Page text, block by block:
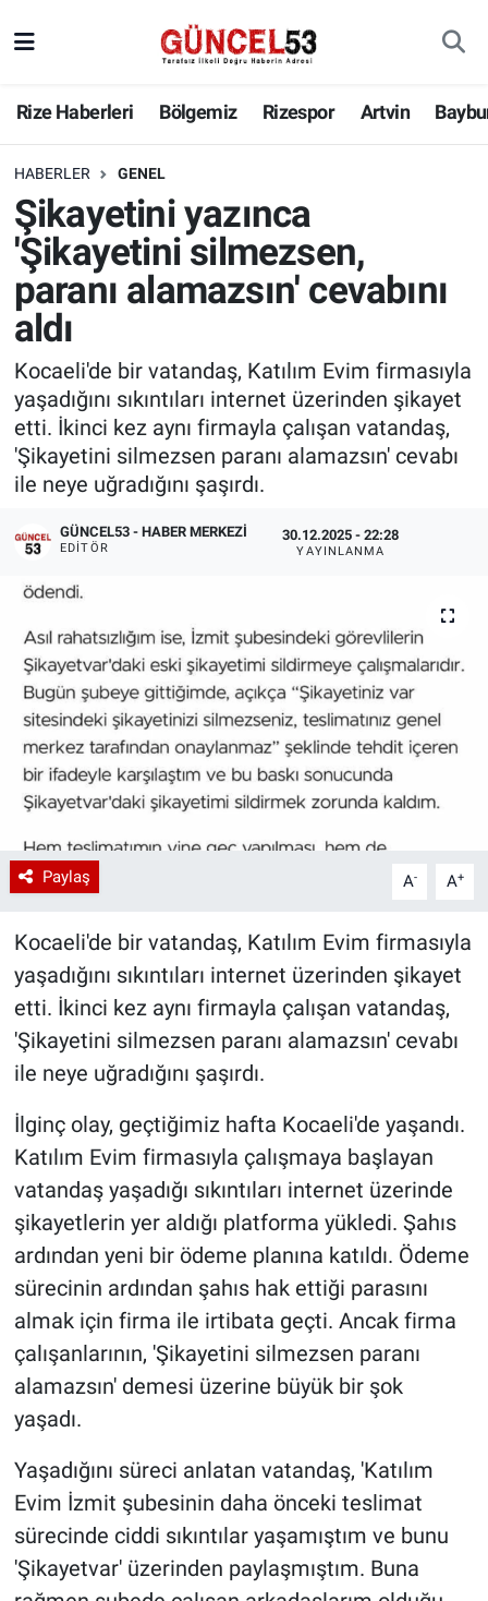
Rize Haberleri Bölgemiz Rizespor Artvin
HABERLER GENEL
Şikayetini yazınca
'Şikayetini silmezsen,
paranı alamazsın' cevabını
aldı
Kocaeli'de bir vatandaş, Katılım Evim firmasıyla
yaşadığını sıkıntıları internet üzerinden şikayet
etti. İkinci kez aynı firmayla çalışan vatandaş,
'Şikayetini silmezsen paranı alamazsın' cevabı
ile neye uğradığını şaşırdı.
GÜNCEL53 - HABER MERKEZI
EDITÖR
30.12.2025 - 22:28
YAYINLANMA
Paylaş A- A+
Kocaeli'de bir vatandaş, Katılım Evim firmasıyla
yaşadığını sıkıntıları internet üzerinden şikayet
etti. İkinci kez aynı firmayla çalışan vatandaş,
'Şikayetini silmezsen paranı alamazsın' cevabı
ile neye uğradığını şaşırdı.
İlginç olay, geçtiğimiz hafta Kocaeli'de yaşandı.
Katılım Evim firmasıyla çalışmaya başlayan
vatandaş yaşadığı sıkıntıları internet üzerinde
şikayetlerin yer aldığı platforma yükledi. Şahıs
ardından yeni bir ödeme planına katıldı. Ödeme
sürecinin ardından şahıs hak ettiği parasını
almak için firma ile irtibata geçti. Ancak firma
çalışanlarının, 'Şikayetini silmezsen paranı
alamazsın' demesi üzerine büyük bir şok
yaşadı.
Yaşadığını süreci anlatan vatandaş, 'Katılım
Evim İzmit şubesinin daha önceki teslimat
sürecinde ciddi sıkıntılar yaşamıştım ve bunu
'Şikayetvar' üzerinden paylaşmıştım. Buna